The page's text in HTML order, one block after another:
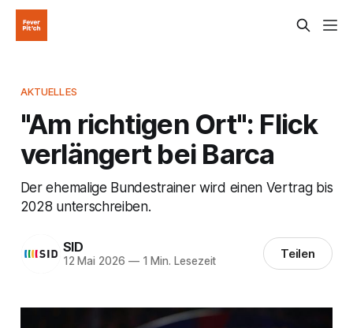
AKTUELLES
"Am richtigen Ort": Flick
verlängert bei Barca
Der ehemalige Bundestrainer wird einen Vertrag bis
2028 unterschreiben.
SID
12 Mai 2026 —1 Min. Lesezeit Teilen